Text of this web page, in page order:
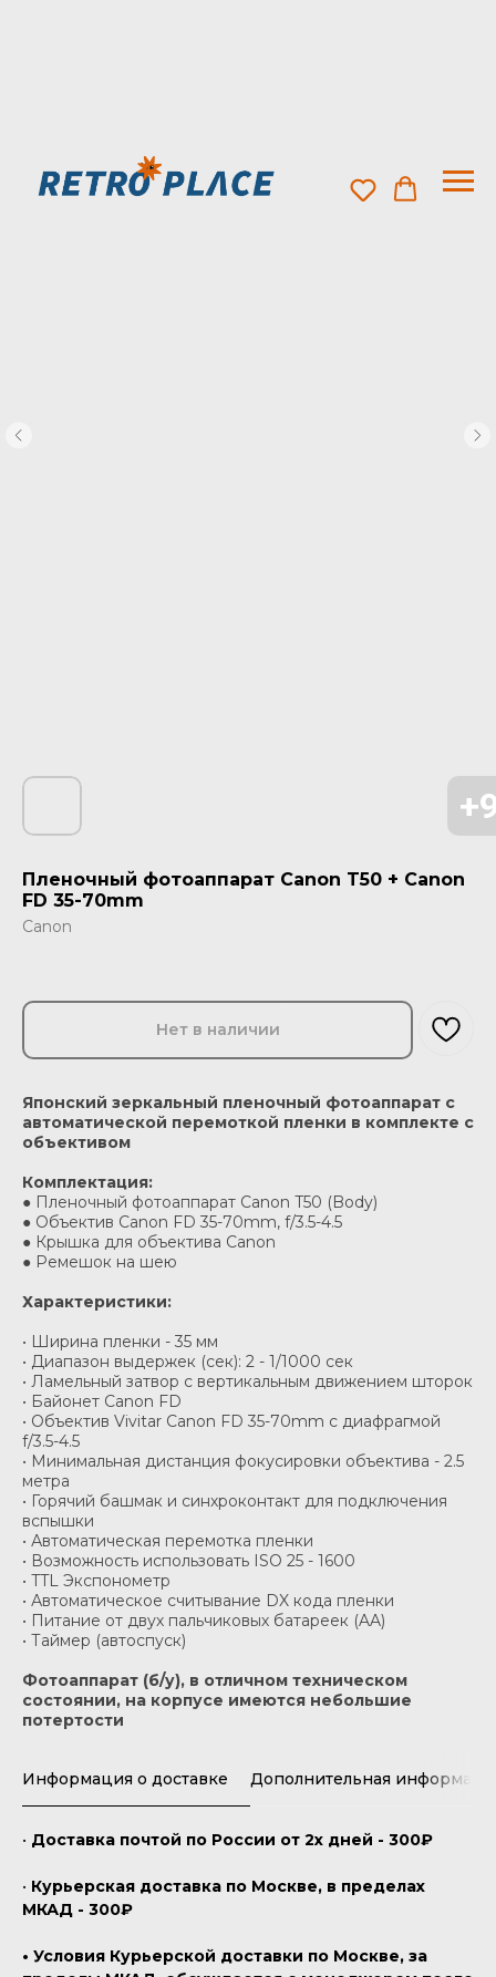
Пленочный фотоаппарат Canon T50 + Canon
FD 35-70mm
Canon
Нет в наличии
Японский зеркальный пленочный фотоаппарат с
автоматической перемоткой пленки в комплекте с
объективом
Комплектация:
● Пленочный фотоаппарат Canon T50 (Body)
● Объектив Canon FD 35-70mm, f/3.5-4.5
● Крышка для объектива Canon
● Ремешок на шею
Характеристики:
• Ширина пленки - 35 мм
• Диапазон выдержек (сек): 2 - 1/1000 сек
• Ламельный затвор с вертикальным движением шторок
• Байонет Canon FD
• Объектив Vivitar Canon FD 35-70mm с диафрагмой
f/3.5-4.5
• Минимальная дистанция фокусировки объектива - 2.5
метра
• Горячий башмак и синхроконтакт для подключения
вспышки
• Автоматическая перемотка пленки
• Возможность использовать ISO 25 - 1600
• TTL Экспонометр
• Автоматическое считывание DX кода пленки
• Питание от двух пальчиковых батареек (AA)
• Таймер (автоспуск)
Фотоаппарат (б/у), в отличном техническом
состоянии, на корпусе имеются небольшие
потертости
Информация о доставке Дополнительная
• Доставка почтой по России от 2х дней - 300₽
• Курьерская доставка по Москве, в пределах
МКАД - 300₽
• Условия Курьерской доставки по Москве, за